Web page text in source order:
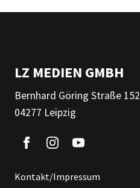
LZ MEDIEN GMBH
Bernhard Göring Straße 152
04277 Leipzig
Kontakt/Impressum